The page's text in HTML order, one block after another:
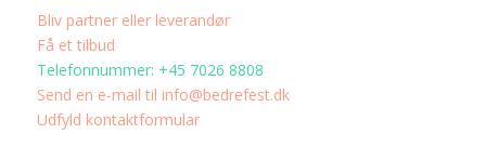
Bliv partner eller leverandør
Få et tilbud
Telefonnummer: +45 7026 8808
Send en e-mail til info@bedrefest.dk
Udfyld kontaktformular